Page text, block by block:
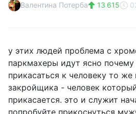
Валентина Потерба 13 615
у этих людей проблема с
паркмахеры идут ясно
прикасаться к человеку то
закройщика - человек
прикасается. это и служит
попробуйте прикоснуться